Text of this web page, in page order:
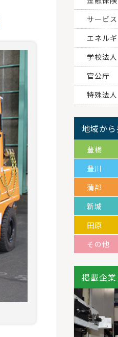
サービス
エネル
学校法人
官公庁
特殊法人
地域か
豊橋
豊川
蒲郡
新城
田原
その他
掲載企